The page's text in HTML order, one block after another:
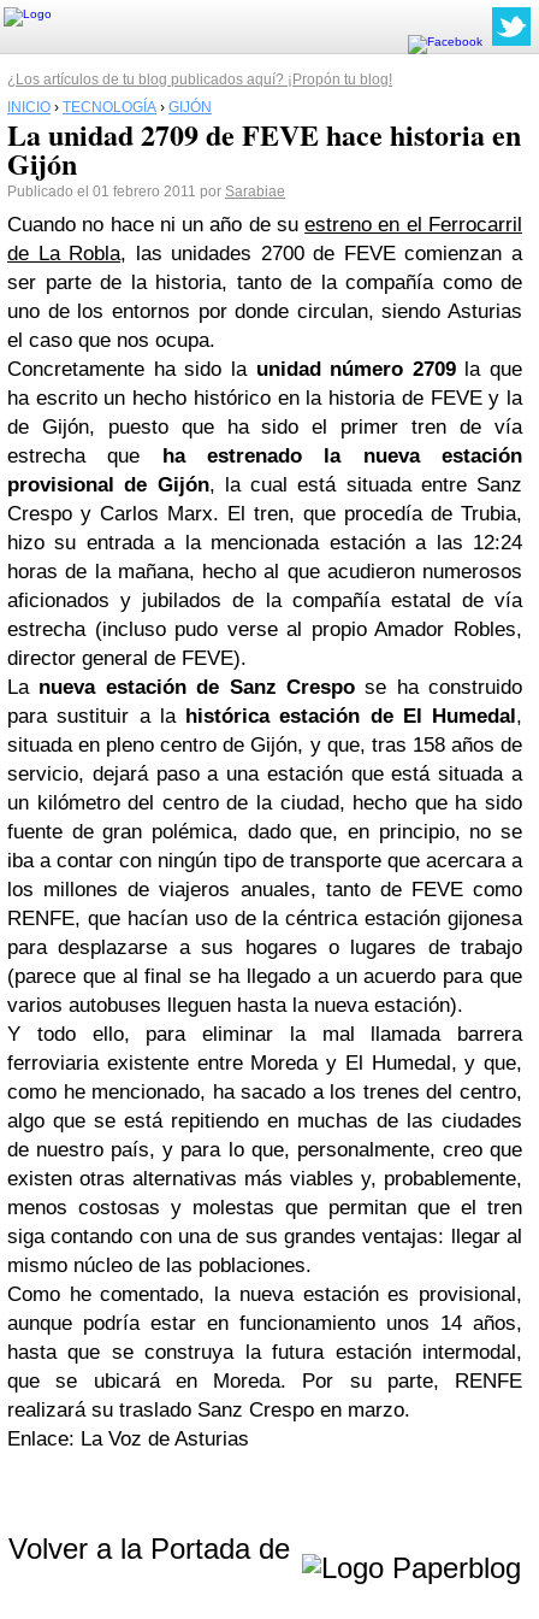
¿Los artículos de tu blog publicados aquí? ¡Propón tu blog!
INICIO › TECNOLOGÍA › GIJÓN
La unidad 2709 de FEVE hace historia en
Gijón
Publicado el 01 febrero 2011 por Sarabiae
Cuando no hace ni un año de suestreno en el Ferrocarril
de La Robla, las unidades 2700 de FEVE comienzan a
ser parte de la historia, tanto de la compañía como de
uno de los entornos por donde circulan, siendo Asturias
el caso que nos ocupa.
Concretamente ha sido la unidad número 2709la que
ha escrito un hecho histórico en la historia de FEVE y la
de Gijón, puesto que ha sido el primer tren de vía
estrecha que ha estrenado la nueva estación
provisional de Gijón, la cual está situada entre Sanz
Crespo y Carlos Marx. El tren, que procedía de Trubia,
hizo su entrada a la mencionada estación a las 12:24
horas de la mañana, hecho al que acudieron numerosos
aficionados y jubilados de la compañía estatal de vía
estrecha (incluso pudo verse al propio Amador Robles,
director general de FEVE).
La nueva estación de Sanz Crespose ha construido
para sustituir a la histórica estación de El Humedal,
situada en pleno centro de Gijón, y que, tras 158 años de
servicio, dejará paso a una estación que está situada a
un kilómetro del centro de la ciudad, hecho que ha sido
fuente de gran polémica, dado que, en principio, no se
iba a contar con ningún tipo de transporte que acercara a
los millones de viajeros anuales, tanto de FEVE como
RENFE, que hacían uso de la céntrica estación gijonesa
para desplazarse a sus hogares o lugares de trabajo
(parece que al final se ha llegado a un acuerdo para que
varios autobuses lleguen hasta la nueva estación).
Y todo ello, para eliminar la mal llamada barrera
ferroviaria existente entre Moreda y El Humedal, y que,
como he mencionado, ha sacado a los trenes del centro,
algo que se está repitiendo en muchas de las ciudades
de nuestro país, y para lo que, personalmente, creo que
existen otras alternativas más viables y, probablemente,
menos costosas y molestas que permitan que el tren
siga contando con una de sus grandes ventajas: llegar al
mismo núcleo de las poblaciones.
Como he comentado, la nueva estación es provisional,
aunque podría estar en funcionamiento unos 14 años,
hasta que se construya la futura estación intermodal,
que se ubicará en Moreda. Por su parte, RENFE
realizará su traslado Sanz Crespo en marzo.
Enlace: La Voz de Asturias
Volver a la Portada de